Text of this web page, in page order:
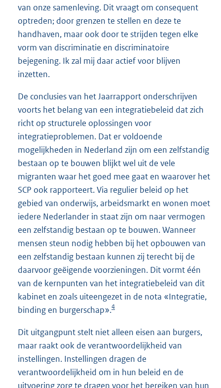
van onze samenleving. Dit vraagt om consequent
optreden; door grenzen te stellen en deze te
handhaven, maar ook door te strijden tegen elke
vorm van discriminatie en discriminatoire
bejegening. Ik zal mij daar actief voor blijven
inzetten.
De conclusies van het Jaarrapport onderschrijven
voorts het belang van een integratiebeleid dat zich
richt op structurele oplossingen voor
integratieproblemen. Dat er voldoende
mogelijkheden in Nederland zijn om een zelfstandig
bestaan op te bouwen blijkt wel uit de vele
migranten waar het goed mee gaat en waarover het
SCP ook rapporteert. Via regulier beleid op het
gebied van onderwijs, arbeidsmarkt en wonen moet
iedere Nederlander in staat zijn om naar vermogen
een zelfstandig bestaan op te bouwen. Wanneer
mensen steun nodig hebben bij het opbouwen van
een zelfstandig bestaan kunnen zij terecht bij de
daarvoor geëigende voorzieningen. Dit vormt één
van de kernpunten van het integratiebeleid van dit
kabinet en zoals uiteengezet in de nota «Integratie,
binding en burgerschap».4
Dit uitgangpunt stelt niet alleen eisen aan burgers,
maar raakt ook de verantwoordelijkheid van
instellingen. Instellingen dragen de
verantwoordelijkheid om in hun beleid en de
uitvoering zorg te dragen voor het bereiken van hun